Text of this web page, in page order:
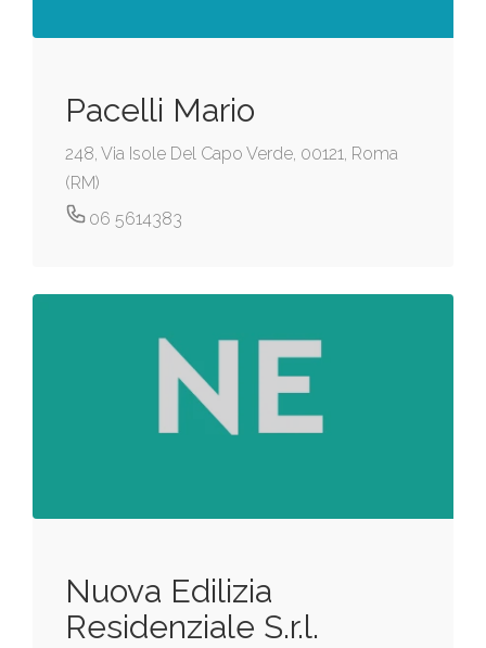
Pacelli Mario
248, Via Isole Del Capo Verde, 00121, Roma
(RM)
06 5614383
Nuova Edilizia
Residenziale S.r.l.